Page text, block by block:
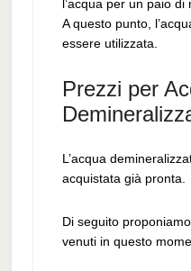
l’acqua per un paio di
A questo punto,
essere utilizzata.
Prezzi per
L’acqua
acquistata già pronta.
Di seguito
venuti in questo